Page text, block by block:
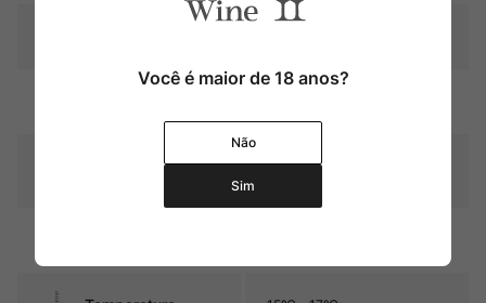
Graduação Alcóoli
Você é maior de 18 anos?
Não
Sim